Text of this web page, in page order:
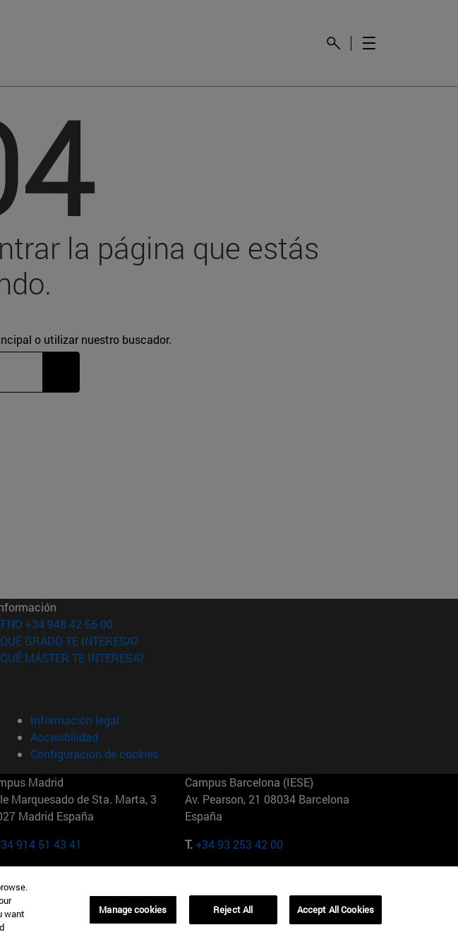
la página que estás
o utilizar nuestro buscador.
ventana)
+34 948 42 56 00
GRADO TE INTERESA?
MÁSTER TE INTERESA?
Información legal
Accesibilidad
Configuración de cookies
Madrid
Marquesado de Sta. Marta, 3
Madrid España
914 51 43 41
Campus Barcelona (IESE)
Av. Pearson, 21 08034 Barcelona
España
T.+34 93 253 42 00
Theresia-Straße 15 81675
Alemania
89 24209790
01321001 Bela Vista Brasil
want
Manage cookies Reject All Accept All Cookies